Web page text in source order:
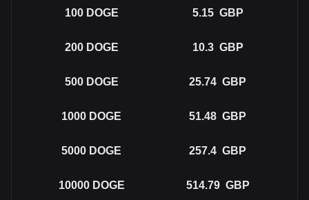
100 DOGE 5.15 GBP
200 DOGE 10.3 GBP
500 DOGE 25.74 GBP
1000 DOGE 51.48 GBP
5000 DOGE 257.4 GBP
10000 DOGE 514.79 GBP